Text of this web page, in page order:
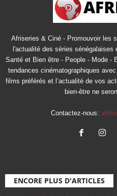
Afriseries & Ciné - Promouvoir les
l'actualité des séries
Santé et Bien être - People - Mode -
tendances cinématographiques
films préférés et l’actualité de vos
bien-être ne
Contactez-nous:
ENCORE PLUS D'ARTICLES